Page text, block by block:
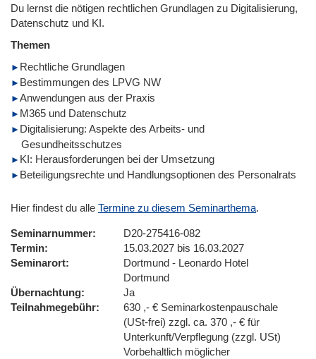
Du lernst die nötigen rechtlichen Grundlagen zu Digitalisierung,
Datenschutz und KI.
Themen
Rechtliche Grundlagen
Bestimmungen des LPVG NW
Anwendungen aus der Praxis
M365 und Datenschutz
Digitalisierung: Aspekte des Arbeits- und
Gesundheitsschutzes
KI: Herausforderungen bei der Umsetzung
Beteiligungsrechte und Handlungsoptionen des Personalrats
Hier findest du alle Termine zu diesem Seminarthema.
Seminarnummer
D20-275416-082
Termin
15.03.2027 bis 16.03.2027
Seminarort
Dortmund - Leonardo Hotel
Dortmund
Übernachtung
Ja
Teilnahmegebühr
630 ,- € Seminarkostenpauschale
(USt-frei) zzgl. ca. 370 ,- € für
Unterkunft/Verpflegung (zzgl. USt)
Vorbehaltlich möglicher